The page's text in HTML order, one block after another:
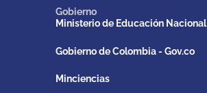
Gobierno
Ministerio de Educación Nacional
Gobierno de Colombia - Gov.co
Minciencias